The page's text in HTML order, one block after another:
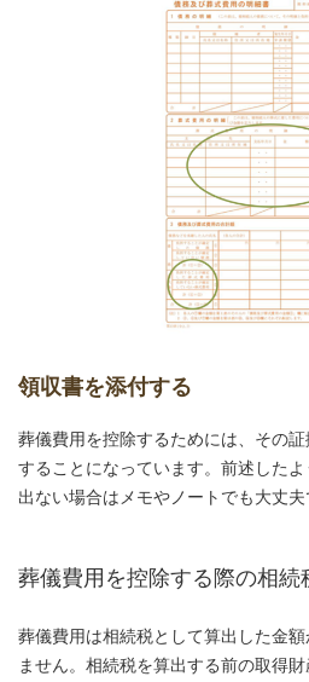
領収書を添付する
葬儀費用を控除するためには、その
することになっています。前述した
出ない場合はメモやノートでも大丈夫
葬儀費用を控除する際の相続
葬儀費用は相続税として算出した金
ません。相続税を算出する前の取得